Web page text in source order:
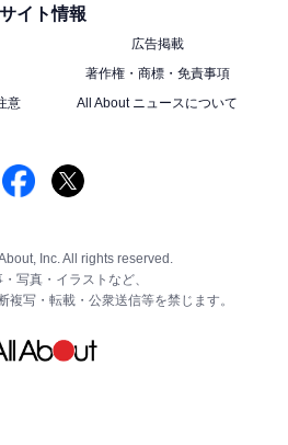
サイト情報
広告掲載
著作権・商標・免責事項
意
All About ニュースについて
Inc. All rights reserved.
写真・イラストなど、
複写・転載・公衆送信等を禁じます。